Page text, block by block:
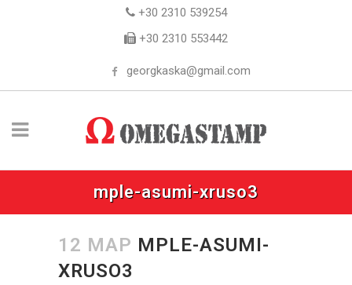
+30 2310 539254
+30 2310 553442
georgkaska@gmail.com
mple-asumi-xruso3
12 ΜΑΡ MPLE-ASUMI-
XRUSO3